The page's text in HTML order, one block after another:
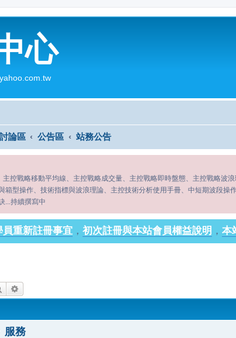
心
論區 公告區 站務公告
主控戰略移動平均線、主控戰略成交量、主控戰略即時盤態、主控戰略波
箱型操作、技術指標與波浪理論、主控技術分析使用手冊、中短期波段操
...持續撰寫中
員重新註冊事宜 ， 初次註冊與本站會員權益說明 ， 本
搜尋
服務